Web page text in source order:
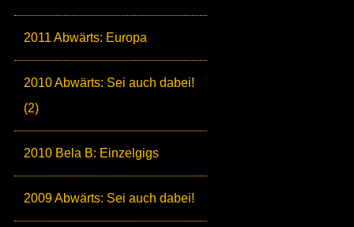
2011 Abwärts: Europa
2010 Abwärts: Sei auch dabei!
(2)
2010 Bela B: Einzelgigs
2009 Abwärts: Sei auch dabei!